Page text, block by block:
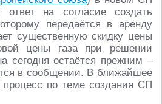
на согласие создать
передаётся в аренду
существенную скидку цены
цены газа при решении
сегодня остаётся прежним –
в сообщении. В ближайшее
процесс по теме создания СП